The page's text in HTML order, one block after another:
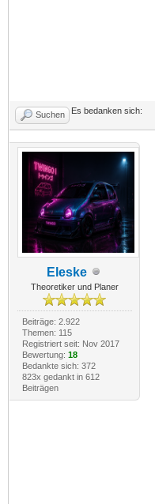
Suchen Es bedanken sich:
Eleske
Theoretiker und Planer
Beiträge: 2.922
Themen: 115
Registriert seit: Nov 2017
Bewertung: 18
Bedankte sich: 372
823x gedankt in 612
Beiträgen